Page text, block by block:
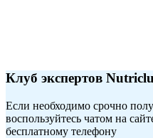
Клуб экспертов
Если необходимо срочно
воспользуйтесь чатом на
бесплатному телефону